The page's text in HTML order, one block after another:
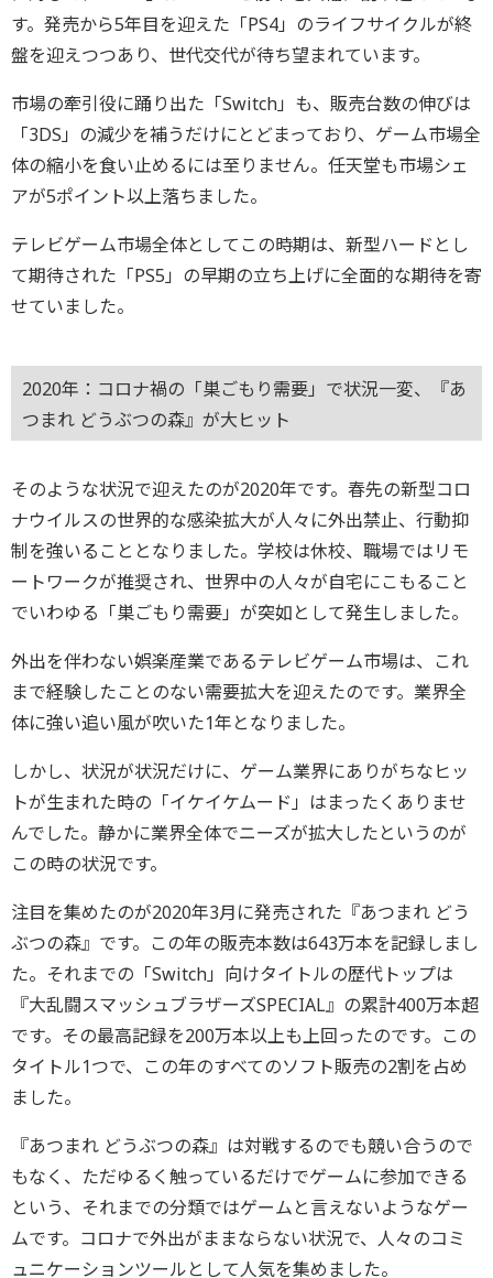
す。発売から5年目を迎えた「PS4」のライフサイクルが終
盤を迎えつつあり、世代交代が待ち望まれています。
市場の牽引役に踊り出た「Switch」も、販売台数の伸びは
「3DS」の減少を補うだけにとどまっており、ゲーム市場全
体の縮小を食い止めるには至りません。任天堂も市場シェ
アが5ポイント以上落ちました。
テレビゲーム市場全体としてこの時期は、新型ハードとし
て期待された「PS5」の早期の立ち上げに全面的な期待を寄
せていました。
2020年：コロナ禍の「巣ごもり需要」で状況一変、『あ
つまれ どうぶつの森』が大ヒット
そのような状況で迎えたのが2020年です。春先の新型コロ
ナウイルスの世界的な感染拡大が人々に外出禁止、行動抑
制を強いることとなりました。学校は休校、職場ではリモ
ートワークが推奨され、世界中の人々が自宅にこもること
でいわゆる「巣ごもり需要」が突如として発生しました。
外出を伴わない娯楽産業であるテレビゲーム市場は、これ
まで経験したことのない需要拡大を迎えたのです。業界全
体に強い追い風が吹いた1年となりました。
しかし、状況が状況だけに、ゲーム業界にありがちなヒッ
トが生まれた時の「イケイケムード」はまったくありませ
んでした。静かに業界全体でニーズが拡大したというのが
この時の状況です。
注目を集めたのが2020年3月に発売された『あつまれ どう
ぶつの森』です。この年の販売本数は643万本を記録しまし
た。それまでの「Switch」向けタイトルの歴代トップは
『大乱闘スマッシュブラザーズSPECIAL』の累計400万本超
です。その最高記録を200万本以上も上回ったのです。この
タイトル1つで、この年のすべてのソフト販売の2割を占め
ました。
『あつまれ どうぶつの森』は対戦するのでも競い合うので
もなく、ただゆるく触っているだけでゲームに参加できる
という、それまでの分類ではゲームと言えないようなゲー
ムです。コロナで外出がままならない状況で、人々のコミ
ュニケーションツールとして人気を集めました。